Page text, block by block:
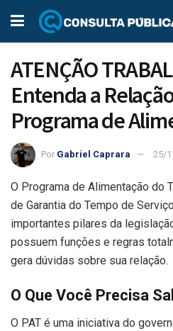
ATENÇÃO
Entenda a
Programa de
Por Gabriel Caprara 25/
O Programa de Alimentação do
de Garantia do Tempo de
importantes pilares da
possuem funções e regras
gera dúvidas sobre sua relação.
O Que Você Precisa
O PAT é uma iniciativa do